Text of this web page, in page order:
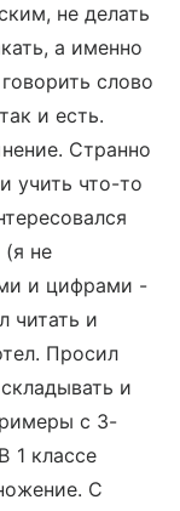
не делать
а именно
слово
и есть.
Странно
учить что-то
не
и цифрами -
читать и
Просил
и
с 3-
1 классе
С